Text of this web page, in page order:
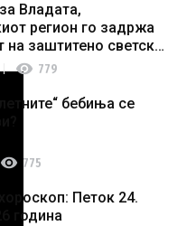
Владата,
регион го задржа
на заштитено светско
наследство
visibility 779
бебиња се
visibility 775
Петок 24.
година